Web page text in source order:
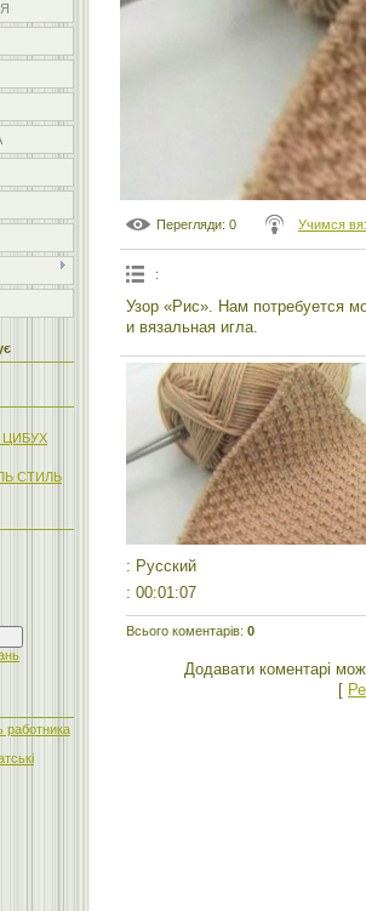
работника
Перегляди: 0 Учимся
:
Узор «Рис». Нам потребуется
и вязальная игла.
: Русский
: 00:01:07
Всього коментарів: 0
Додавати коментарі
[